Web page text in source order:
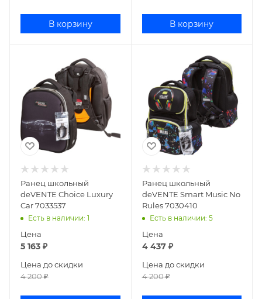
В корзину В корзину
Ранец школьный
deVENTE Choice Luxury
Car 7033537
Есть в наличии: 1
Цена
5 163 ₽
Цена до скидки
4 200₽
Ранец школьный
deVENTE Smart Music No
Rules 7030410
Есть в наличии: 5
Цена
4 437₽
Цена до скидки
4 200₽